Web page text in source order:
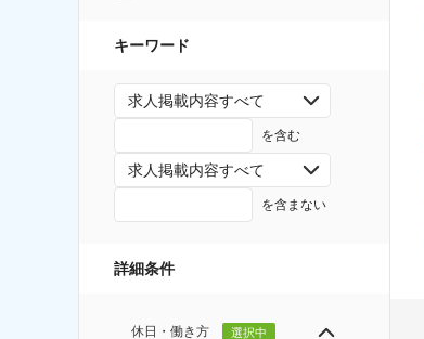
キーワード
求人掲載内容すべて
を含む
求人掲載内容すべて
を含まない
詳細条件
休日・働き方 選択中